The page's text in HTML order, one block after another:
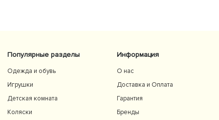
Популярные разделы
Одежда и обувь
Игрушки
Детская комната
Коляски
Информация
О нас
Доставка и Оплата
Гарантия
Бренды